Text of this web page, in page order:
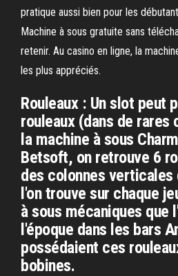
pratique aussi bien pour les
Machine à sous gratuite sans
retenir. Au casino en ligne, la
les plus appréciés.
Rouleaux : Un slot peut
rouleaux (dans de rares
la machine à sous
Betsoft, on retrouve 6
des colonnes verticales
l'on trouve sur chaque
à sous mécaniques que
l'époque dans les bars
possédaient ces
bobines.